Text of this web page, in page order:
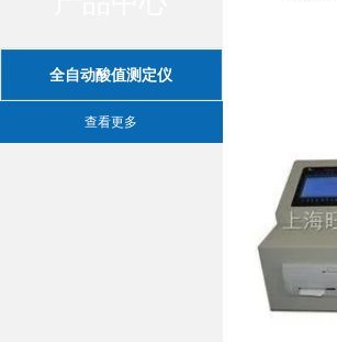
全自动酸值测定仪
查看更多